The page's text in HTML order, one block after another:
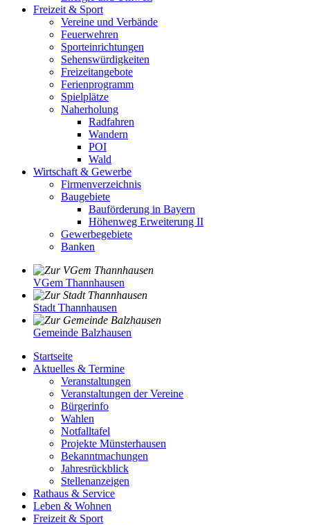
Freizeit & Sport
Vereine und Verbände
Feuerwehren
Sporteinrichtungen
Sehenswürdigkeiten
Freizeitangebote
Ferienprogramm
Spielplätze
Naherholung
Radfahren
Wandern
POI
Wald
Wirtschaft & Gewerbe
Firmenverzeichnis
Baugebiete
Bauförderung in Bayern
Höhenweg Erweiterung II
Gewerbegebiete
Banken
VGem Thannhausen
Stadt Thannhausen
Gemeinde Balzhausen
Startseite
Aktuelles & Termine
Veranstaltungen
Veranstaltungen der Vereine
Bürgerinfo
Wahlen
Notfalltafel
Projekte Münsterhausen
Bekanntmachungen
Jahresrückblick
Stellenanzeigen
Rathaus & Service
Leben & Wohnen
Freizeit & Sport